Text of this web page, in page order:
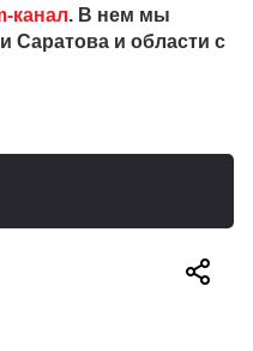
канал. В нем мы
Саратова и области с